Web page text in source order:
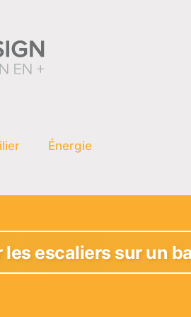
Énergie
escaliers sur un